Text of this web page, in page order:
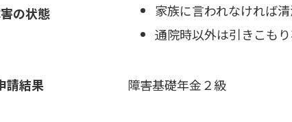
の状態
家族に言われなければ
通院時以外は引きこも
請結果 障害基礎年金２級